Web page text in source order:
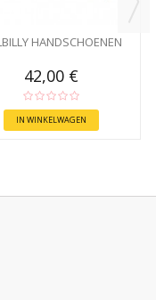
HANDSCHOENEN
42,00 €
IN WINKELWAGEN